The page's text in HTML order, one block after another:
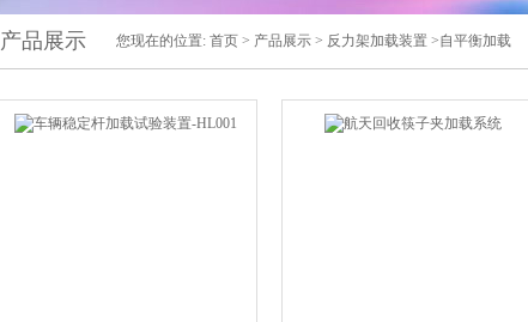
产品展示 您现在的位置: 首页 > 产品展示 > 反力架加载装置 >自平衡加载